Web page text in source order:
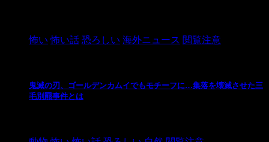
怖い 怖い話 恐ろしい 海外ニュース 閲覧注意
鬼滅の刃、ゴールデンカムイでもモチーフに…集落を壊滅させた三
毛別羆事件とは